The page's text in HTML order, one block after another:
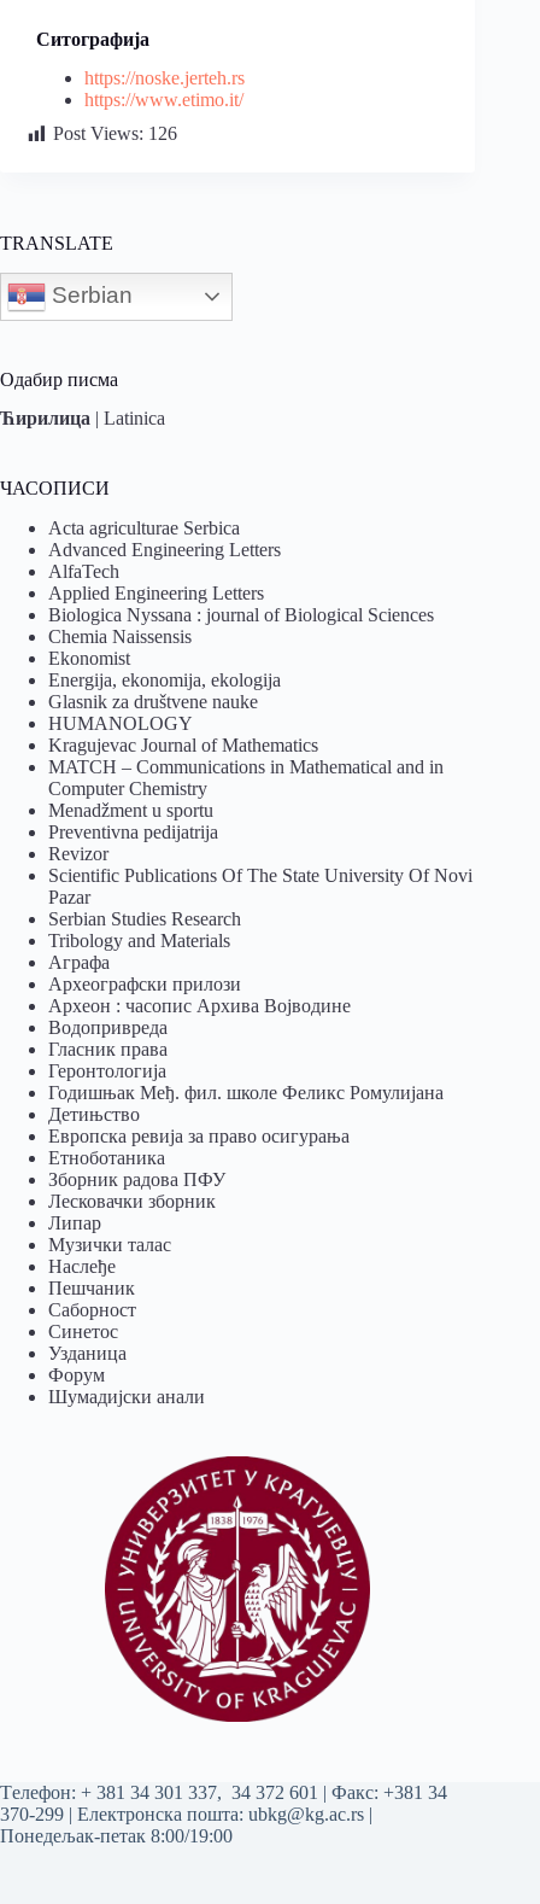
Ситографија
https://noske.jerteh.rs
https://www.etimo.it/
Post Views: 126
TRANSLATE
Serbian
Одабир писма
Ћирилица | Latinica
ЧАСОПИСИ
Acta agriculturae Serbica
Advanced Engineering Letters
AlfaTech
Applied Engineering Letters
Biologica Nyssana : journal of Biological Sciences
Chemia Naissensis
Ekonomist
Energija, ekonomija, ekologija
Glasnik za društvene nauke
HUMANOLOGY
Kragujevac Journal of Mathematics
MATCH – Communications in Mathematical and in
Computer Chemistry
Menadžment u sportu
Preventivna pedijatrija
Revizor
Scientific Publications Of The State University Of Novi
Pazar
Serbian Studies Research
Tribology and Materials
Аграфа
Археографски прилози
Археон : часопис Архива Војводине
Водопривреда
Гласник права
Геронтологија
Годишњак Међ. фил. школе Феликс Ромулијана
Детињство
Европска ревија за право осигурања
Eтноботаника
Зборник радова ПФУ
Лесковачки зборник
Липар
Музички талас
Наслеђе
Пешчаник
Саборност
Синетос
Узданица
Форум
Шумадијски анали
Tелефон: + 381 34 301 337, 34 372 601 | Факс: +381 34
370-299 | Електронска пошта: ubkg@kg.ac.rs |
Понедељак-петак 8:00/19:00